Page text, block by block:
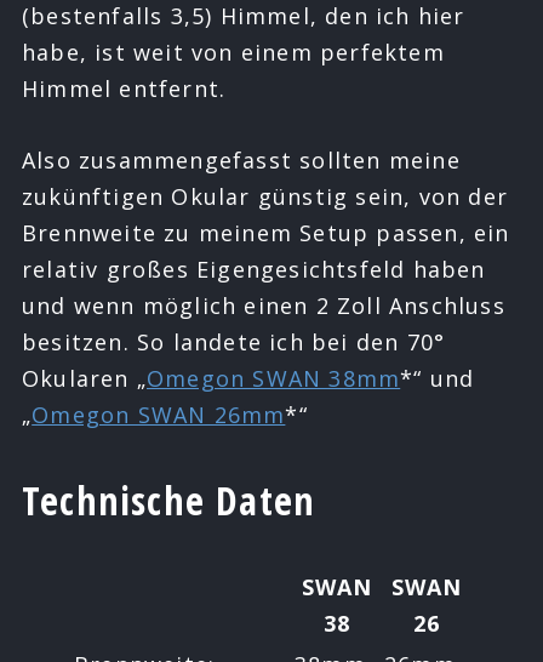
(bestenfalls 3,5) Himmel, den ich hier
habe, ist weit von einem perfektem
Himmel entfernt.
Also zusammengefasst sollten meine
zukünftigen Okular günstig sein, von der
Brennweite zu meinem Setup passen, ein
relativ großes Eigengesichtsfeld haben
und wenn möglich einen 2 Zoll Anschluss
besitzen. So landete ich bei den 70°
Okularen „Omegon SWAN 38mm*“ und
„Omegon SWAN 26mm*“
Technische Daten
SWAN
38
SWAN
26